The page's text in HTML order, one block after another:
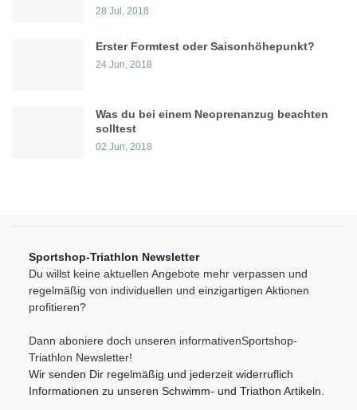
28 Jul, 2018
Erster Formtest oder Saisonhöhepunkt?
24 Jun, 2018
Was du bei einem Neoprenanzug beachten
solltest
02 Jun, 2018
Sportshop-Triathlon Newsletter
Du willst keine aktuellen Angebote mehr verpassen und
regelmäßig von individuellen und einzigartigen Aktionen
profitieren?
Dann aboniere doch unseren informativenSportshop-
Triathlon Newsletter!
Wir senden Dir regelmäßig und jederzeit widerruflich
Informationen zu unseren Schwimm- und Triathon Artikeln.